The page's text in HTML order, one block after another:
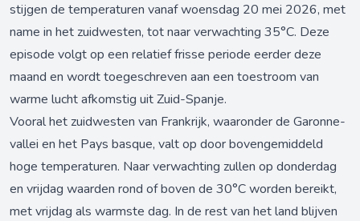
stijgen de temperaturen vanaf woensdag 20 mei 2026, met
name in het zuidwesten, tot naar verwachting 35°C. Deze
episode volgt op een relatief frisse periode eerder deze
maand en wordt toegeschreven aan een toestroom van
warme lucht afkomstig uit Zuid-Spanje.
Vooral het zuidwesten van Frankrijk, waaronder de Garonne-
vallei en het Pays basque, valt op door bovengemiddeld
hoge temperaturen. Naar verwachting zullen op donderdag
en vrijdag waarden rond of boven de 30°C worden bereikt,
met vrijdag als warmste dag. In de rest van het land blijven